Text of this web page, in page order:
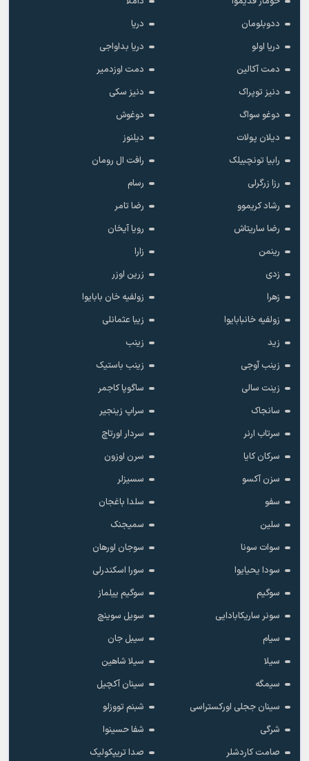
ددوبلومان
دریا
دریا اولو
دریا بداواجی
دمت آکالین
دمت اوزدمیر
دنیز توپراک
دنیز سکی
دوغو سواگ
دوغوش
دیلان پولات
دیلنوز
رابیا تونچبیلک
رافت ال رومان
رزا زرگرلی
رسام
رشاد کریموو
رضا تامر
رضا ساریتاش
رویا آیخان
رینمن
زارا
زدی
زرین اوزر
زهرا
زولفیه خان بابایوا
زولفیه خانبابایوا
زیبا عثمانلی
زید
زینب
زینب آوجی
زینب باستیک
زینت سالی
ساگوپا کاجمر
سانجاک
سراپ زینجیر
سرتاب ارنر
سردار اورتاچ
سرکان کایا
سرن اوزون
سزن آکسو
سسیزلر
سفو
سلدا باغجان
سلین
سمیجنک
سوات سونا
سوجان اورهان
سودا یحیایوا
سورا اسکندرلی
سوگیم
سوگیم ییلماز
سونر ساریکابادایی
سویل سوینچ
سیام
سیبل جان
سیلا
سیلا شاهین
سیمگه
سینان آکچیل
سینان ججلی اورکستراسی
شبنم تووزلو
شرگی
شفا حسینوا
صامت کاردشلر
صدا تریپکولیک